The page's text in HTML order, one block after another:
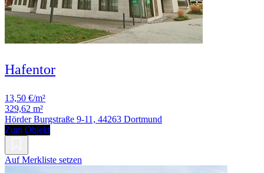
Hafentor
13,50 €/m²
329,62 m²
Hörder Burgstraße 9-11, 44263 Dortmund
Zum Objekt
Auf Merkliste setzen